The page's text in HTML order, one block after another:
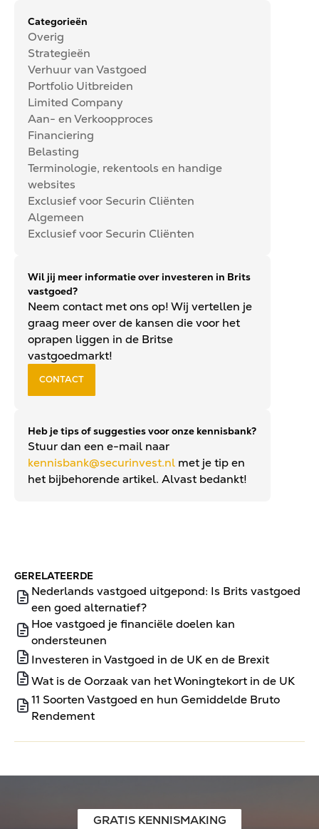
Categorieën
Overig
Strategieën
Verhuur van Vastgoed
Portfolio Uitbreiden
Limited Company
Aan- en Verkoopproces
Financiering
Belasting
Terminologie, rekentools en handige
websites
Exclusief voor Securin Cliënten
Algemeen
Exclusief voor Securin Cliënten
Wil jij meer informatie over investeren in Brits
vastgoed?
Neem contact met ons op! Wij vertellen je
graag meer over de kansen die voor het
oprapen liggen in de Britse
vastgoedmarkt!
CONTACT
Heb je tips of suggesties voor onze kennisbank?
Stuur dan een e-mail naar
kennisbank@securinvest.nl met je tip en
het bijbehorende artikel. Alvast bedankt!
GERELATEERDE
Nederlands vastgoed uitgepond: Is Brits vastgoed
een goed alternatief?
Hoe vastgoed je financiële doelen kan
ondersteunen
Investeren in Vastgoed in de UK en de Brexit
Wat is de Oorzaak van het Woningtekort in de UK
11 Soorten Vastgoed en hun Gemiddelde Bruto
Rendement
GRATIS KENNISMAKING